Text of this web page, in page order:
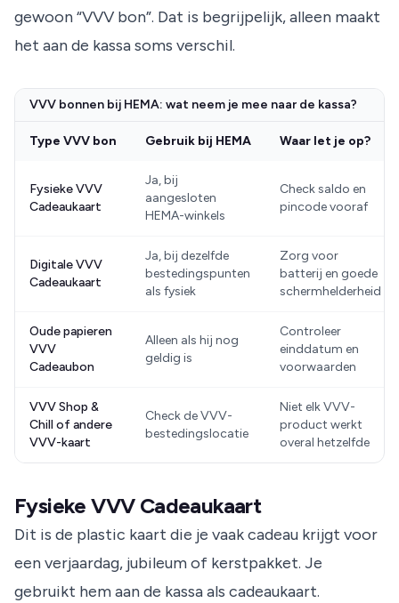
gewoon “VVV bon”. Dat is begrijpelijk, alleen maakt
het aan de kassa soms verschil.
VVV bonnen bij HEMA: wat neem je mee naar de kassa?
Type VVV bon Gebruik bij HEMA Waar let je op?
Fysieke VVV
Cadeaukaart
Ja, bij
aangesloten
HEMA-winkels
Check saldo en
pincode vooraf
Digitale VVV
Cadeaukaart
Ja, bij dezelfde
bestedingspunten
als fysiek
Zorg voor
batterij en goede
schermhelderheid
Oude papieren
VVV
Cadeaubon
Alleen als hij nog
geldig is
Controleer
einddatum en
voorwaarden
VVV Shop &
Chill of andere
VVV-kaart
Check de VVV-
bestedingslocatie
Niet elk VVV-
product werkt
overal hetzelfde
Fysieke VVV Cadeaukaart
Dit is de plastic kaart die je vaak cadeau krijgt voor
een verjaardag, jubileum of kerstpakket. Je
gebruikt hem aan de kassa als cadeaukaart.